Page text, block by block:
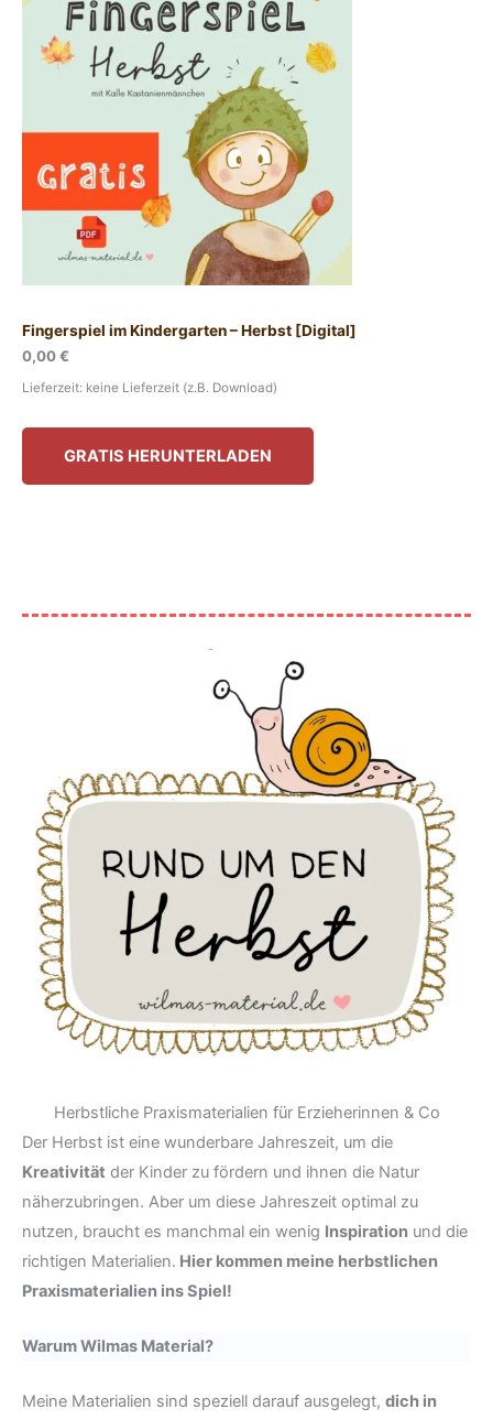
Fingerspiel im Kindergarten – Herbst [Digital]
0,00€
Lieferzeit: keine Lieferzeit (z.B. Download)
GRATIS HERUNTERLADEN
Herbstliche Praxismaterialien für Erzieherinnen & Co
Der Herbst ist eine wunderbare Jahreszeit, um die
Kreativität der Kinder zu fördern und ihnen die Natur
näherzubringen. Aber um diese Jahreszeit optimal zu
nutzen, braucht es manchmal ein wenig Inspiration und die
richtigen Materialien. Hier kommen meine herbstlichen
Praxismaterialien ins Spiel!
Warum Wilmas Material?
Meine Materialien sind speziell darauf ausgelegt, dich in